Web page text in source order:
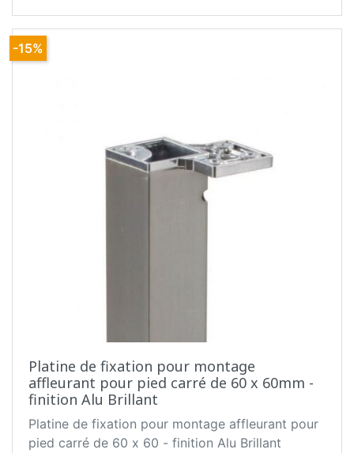
Platine de fixation pour montage
affleurant pour pied carré de 60 x 60mm -
finition Alu Brillant
Platine de fixation pour montage affleurant pour
pied carré de 60 x 60 - finition Alu Brillant
-15%